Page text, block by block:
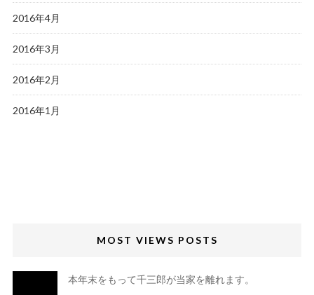
2016年4月
2016年3月
2016年2月
2016年1月
MOST VIEWS POSTS
本年末をもって千三郎が当家を離れます。